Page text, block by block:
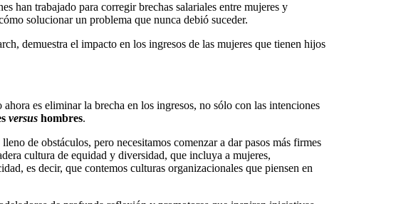
han trabajado para corregir brechas salariales entre mujeres y
solucionar un problema que nunca debió suceder.
demuestra el impacto en los ingresos de las mujeres que tienen hijos
es eliminar la brecha en los ingresos, no sólo con las intenciones
versus hombres.
de obstáculos, pero necesitamos comenzar a dar pasos más firmes
cultura de equidad y diversidad, que incluya a mujeres,
es decir, que contemos culturas organizacionales que piensen en